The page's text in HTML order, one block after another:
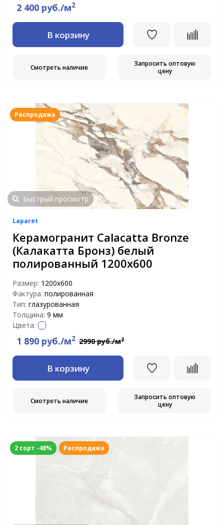
2 400 руб./м2
В корзину
Смотреть наличие
Запросить оптовую
цену
Распродажа
Быстрый просмотр
Laparet
Керамогранит Calacatta Bronze
(Калакатта Бронз) белый
полированный 1200х600
Размер: 1200x600
Фактура: полированная
Тип: глазурованная
Толщина: 9 мм
Цвета:
1 890 руб./м2 2990 руб./м2
В корзину
Смотреть наличие
Запросить оптовую
цену
2 сорт -48% Распродажа